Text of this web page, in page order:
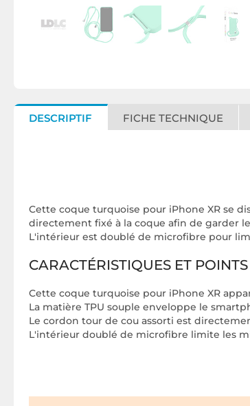
DESCRIPTIF FICHE TECHNIQUE
Cette coque turquoise pour iPhone XR se
directement fixé à la coque afin de garder
L'intérieur est doublé de microfibre pour
CARACTÉRISTIQUES ET
Cette coque turquoise pour iPhone XR
La matière TPU souple enveloppe le
Le cordon tour de cou assorti est
L'intérieur doublé de microfibre limite les